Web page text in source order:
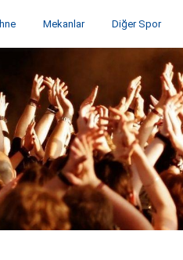
Mekanlar Diğer Spor